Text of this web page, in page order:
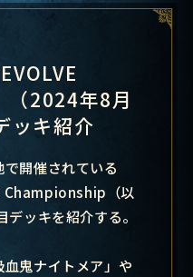
2024年8月
ッキ紹介
開催されている
Championship（以
ッキを紹介する。
血鬼ナイトメア」や